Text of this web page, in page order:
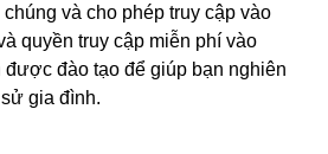
và cho phép truy cập vào
quyền truy cập miễn phí vào
đào tạo để giúp bạn nghiên
gia đình.